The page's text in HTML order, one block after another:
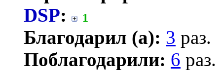
DSP: 1
Благодарил (а): 3 раз.
Поблагодарили: 6 раз.